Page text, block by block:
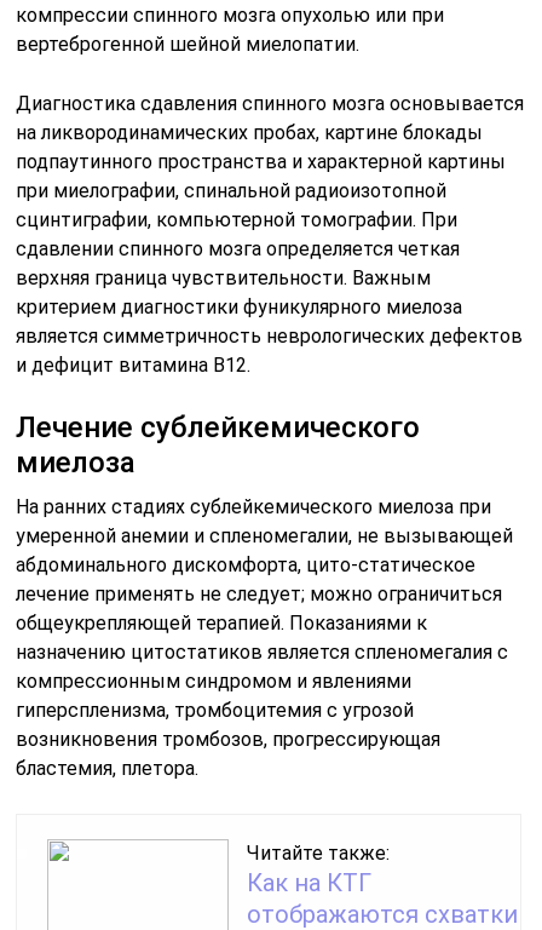
компрессии спинного мозга опухолью или при
вертеброгенной шейной миелопатии.
Диагностика сдавления спинного мозга основывается
на ликвородинамических пробах, картине блокады
подпаутинного пространства и характерной картины
при миелографии, спинальной радиоизотопной
сцинтиграфии, компьютерной томографии. При
сдавлении спинного мозга определяется четкая
верхняя граница чувствительности. Важным
критерием диагностики фуникулярного миелоза
является симметричность неврологических дефектов
и дефицит витамина В12.
Лечение сублейкемического
миелоза
На ранних стадиях сублейкемического миелоза при
умеренной анемии и спленомегалии, не вызывающей
абдоминального дискомфорта, цито-статическое
лечение применять не следует; можно ограничиться
общеукрепляющей терапией. Показаниями к
назначению цитостатиков является спленомегалия с
компрессионным синдромом и явлениями
гиперспленизма, тромбоцитемия с угрозой
возникновения тромбозов, прогрессирующая
бластемия, плетора.
Читайте также:
Как на КТГ
отображаются схватки